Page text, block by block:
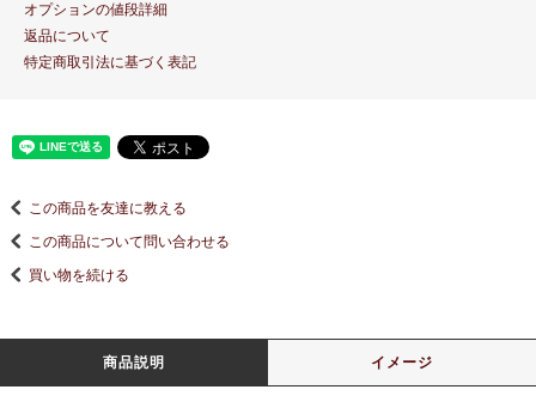
オプションの値段詳細
返品について
特定商取引法に基づく表記
この商品を友達に教える
この商品について問い合わせる
買い物を続ける
商品説明 イメージ